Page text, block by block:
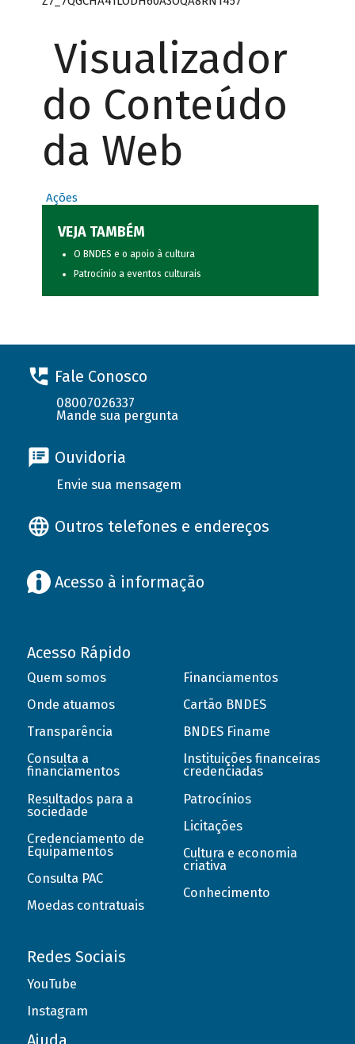
Visualizador
do Conteúdo
da Web
Ações
VEJA TAMBÉM
O BNDES e o apoio à cultura
Patrocínio a eventos culturais
Fale Conosco
08007026337
Mande sua pergunta
Ouvidoria
Envie sua mensagem
Outros telefones e endereços
Acesso à informação
Acesso Rápido
Quem somos
Onde atuamos
Transparência
Consulta a
financiamentos
Resultados para a
sociedade
Credenciamento de
Equipamentos
Consulta PAC
Moedas contratuais
Financiamentos
Cartão BNDES
BNDES Finame
Instituições financeiras
credenciadas
Patrocínios
Licitações
Cultura e economia
criativa
Conhecimento
Redes Sociais
YouTube
Instagram
Ajuda